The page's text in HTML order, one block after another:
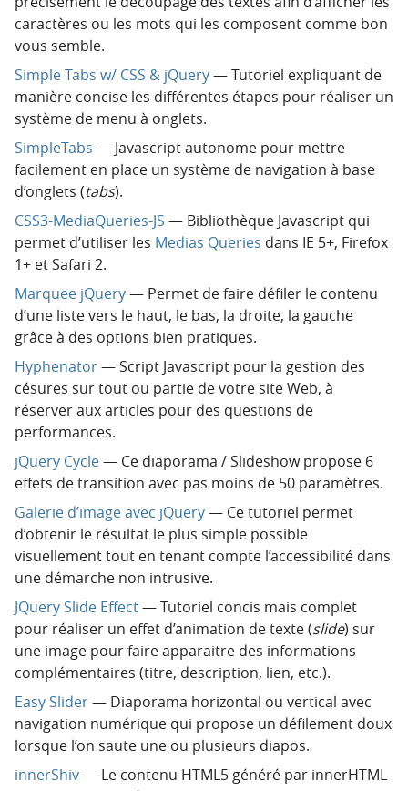
caractères ou les mots qui les composent comme bon
vous semble.
Simple Tabs w/ CSS & jQuery— Tutoriel expliquant de
manière concise les différentes étapes pour réaliser un
système de menu à onglets.
SimpleTabs — Javascript autonome pour mettre
facilement en place un système de navigation à base
d’onglets (tabs).
CSS3-MediaQueries-JS — Bibliothèque Javascript qui
permet d’utiliser les Medias Queries dans IE 5+, Firefox
1+ et Safari 2.
Marquee jQuery— Permet de faire défiler le contenu
d’une liste vers le haut, le bas, la droite, la gauche
grâce à des options bien pratiques.
Hyphenator— Script Javascript pour la gestion des
césures sur tout ou partie de votre site Web, à
réserver aux articles pour des questions de
performances.
jQuery Cycle— Ce diaporama / Slideshow propose 6
effets de transition avec pas moins de 50 paramètres.
Galerie d’image avec jQuery— Ce tutoriel permet
d’obtenir le résultat le plus simple possible
visuellement tout en tenant compte l’accessibilité dans
une démarche non intrusive.
JQuery Slide Effect— Tutoriel concis mais complet
pour réaliser un effet d’animation de texte (slide) sur
une image pour faire apparaitre des informations
complémentaires (titre, description, lien, etc.).
Easy Slider— Diaporama horizontal ou vertical avec
navigation numérique qui propose un défilement doux
lorsque l’on saute une ou plusieurs diapos.
innerShiv— Le contenu HTML5 généré par innerHTML